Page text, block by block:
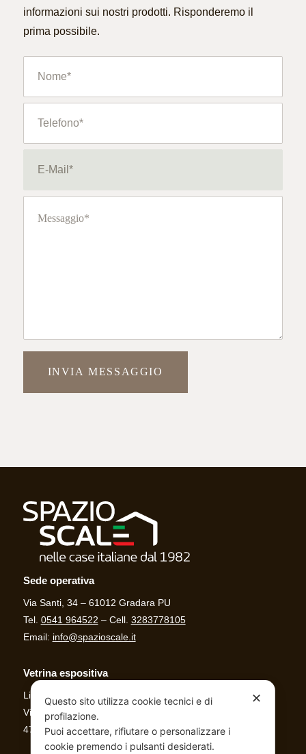
informazioni sui nostri prodotti. Risponderemo il
prima possibile.
Sede operativa
Via Santi, 34 – 61012 Gradara PU
Tel. 0541 964522 – Cell. 3283778105
Email: info@spazioscale.it
Vetrina espositiva
Linea Casa
Via Al mare, 679/B
47842 San Giovanni in Marignano (RN)
✕
Questo sito utilizza cookie tecnici e di
profilazione.
Puoi accettare, rifiutare o personalizzare i
cookie premendo i pulsanti desiderati.